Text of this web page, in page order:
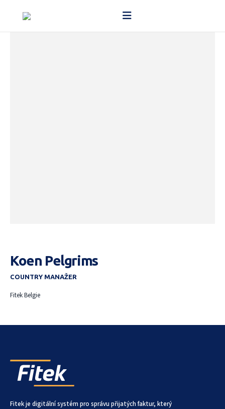
Koen Pelgrims
COUNTRY MANAŽER
Fitek Belgie
Fitek je digitální systém pro správu přijatých faktur, který